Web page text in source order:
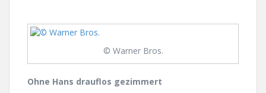
© Warner Bros.
Ohne Hans drauflos gezimmert